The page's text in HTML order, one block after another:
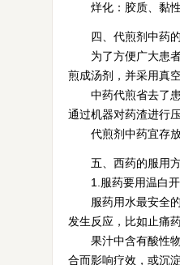
烊化：胶质、黏性
四、代煎剂中药的
为了方便广大患者
煎成汤剂，并采用真
中药代煎省去了患
通过机器对药渣进行
代煎剂中药宜存放
五、西药的服用方
1.服药要用温白
服药用水最安全的
发生反应，比如止痛
果汁中含有酸性物
合而影响疗效，或沉